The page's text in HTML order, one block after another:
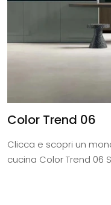
Color Trend 06
Clicca e scopri un
cucina Color Trend 06